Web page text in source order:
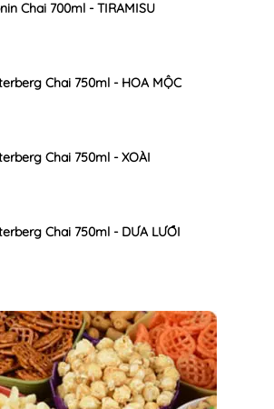
Chai 700ml - TIRAMISU
Chai 750ml - HOA MỘC
Chai 750ml - XOÀI
Chai 750ml - DƯA LƯỚI